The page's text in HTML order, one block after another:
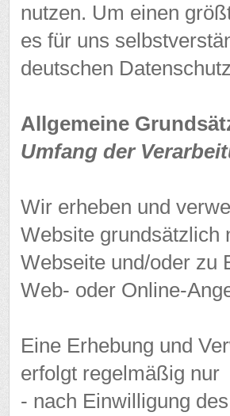
nutzen. Um einen
es für uns
deutschen
Allgemeine
Umfang der
Wir erheben und
Website grundsätzlich
Webseite und/oder zu
Web- oder Online-
Eine Erhebung und
erfolgt regelmäßig nur
- nach Einwilligung